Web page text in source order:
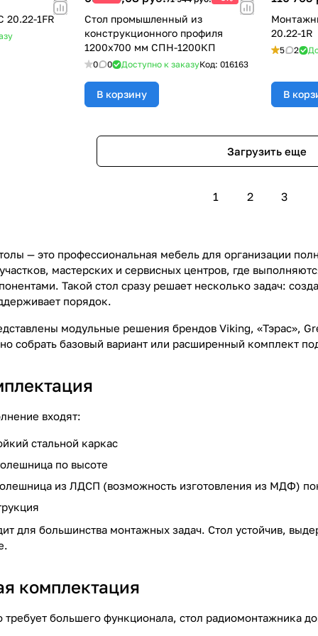
20.22-1FR
Стол промышленный из
конструкционного профиля
1200х700 мм СПН-1200КП
0 0 Доступно к заказуКод: 016163
В корзину
20.22-1R
5 2
В
Загрузить еще
1 2 3
— это профессиональная мебель для организации
мастерских и сервисных центров, где
Такой стол сразу решает несколько задач:
порядок.
модульные решения брендов Viking, «Тэрас»,
собрать базовый вариант или расширенный комплект
входят:
стальной каркас
по высоте
из ЛДСП (возможность изготовления из МДФ)
для большинства монтажных задач. Стол устойчив,
комплектация
требует большего функционала, стол радиомонтажника